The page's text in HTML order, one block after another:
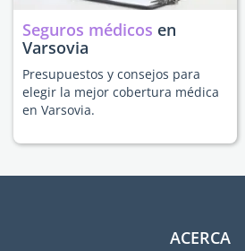
Seguros médicos en
Varsovia
Presupuestos y consejos para
elegir la mejor cobertura médica
en Varsovia.
ACERCA